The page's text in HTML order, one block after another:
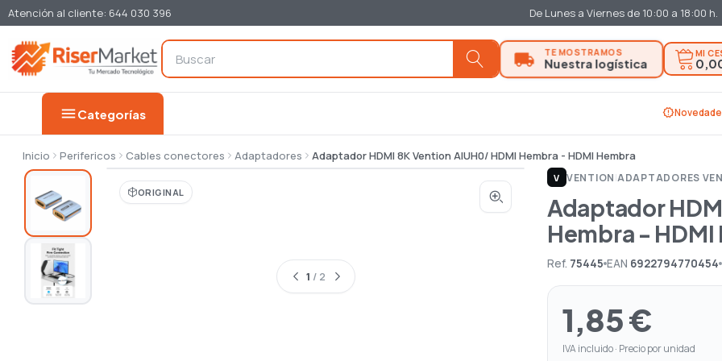
Atención al cliente: 644 030 396 De Lunes a Viernes de 10:00 a 18:00 h.
MI
menuCategorías new_releases
Inicio Perifericos Cables conectores Adaptadores Adaptador HDMI 8K Vention AIUH0/ HDMI Hembra - HDMI Hembra
ORIGINAL
1 / 2
V VENTION|ADAPTADORES
Adaptador
Hembra - HDMI
Ref. 75445 EAN 6922794770454
1,85 €
IVA incluido · Precio por unidad